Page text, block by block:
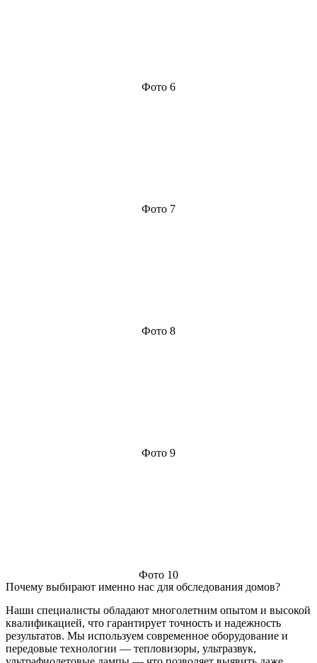
Фото 6
Фото 7
Фото 8
Фото 9
Фото 10
Почему выбирают именно нас для обследования домов?
Наши специалисты обладают многолетним опытом и высокой
квалификацией, что гарантирует точность и надежность
результатов. Мы используем современное оборудование и
передовые технологии — тепловизоры, ультразвук,